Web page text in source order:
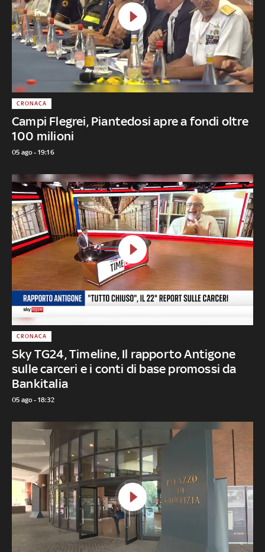
Campi Flegrei, Piantedosi apre a fondi oltre
100 milioni
CRONACA
05 ago - 19:16
Sky TG24, Timeline, Il rapporto Antigone
sulle carceri e i conti di base promossi da
Bankitalia
CRONACA
05 ago - 18:32